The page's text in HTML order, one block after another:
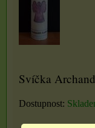
Svíčka
Dostupnost: